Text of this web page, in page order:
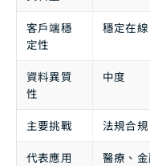
客戶端穩
定性
穩定在線
資料異質
性
中度
主要挑戰 法規合
代表應用
醫療、